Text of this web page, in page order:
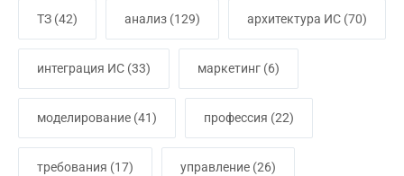
ТЗ (42) анализ (129) архитектура ИС (70)
интеграция ИС (33) маркетинг (6)
моделирование (41) профессия (22)
требования (17) управление (26)